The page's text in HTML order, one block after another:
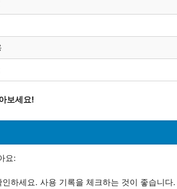
보세요!
요:
하세요. 사용 기록을 체크하는 것이 좋습니다.